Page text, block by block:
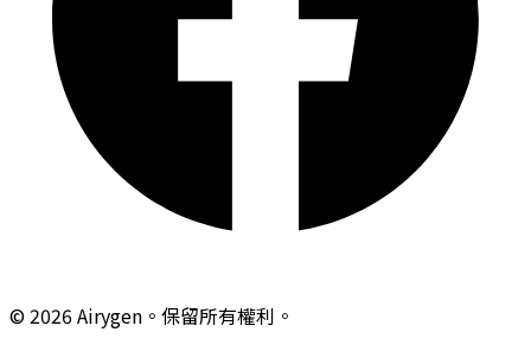
© 2026 Airygen。保留所有權利。